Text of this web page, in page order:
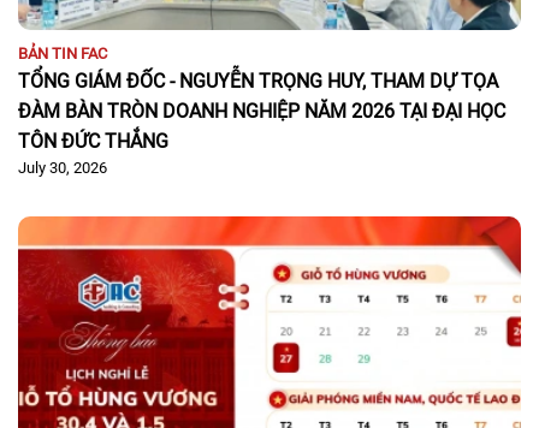
BẢN TIN FAC
TỔNG GIÁM ĐỐC - NGUYỄN TRỌNG HUY, THAM DỰ TỌA
ĐÀM BÀN TRÒN DOANH NGHIỆP NĂM 2026 TẠI ĐẠI HỌC
TÔN ĐỨC THẮNG
July 30, 2026